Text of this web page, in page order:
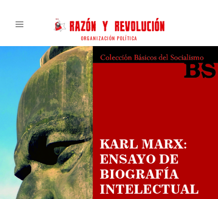
ORGANIZACIÓN POLÍTICA